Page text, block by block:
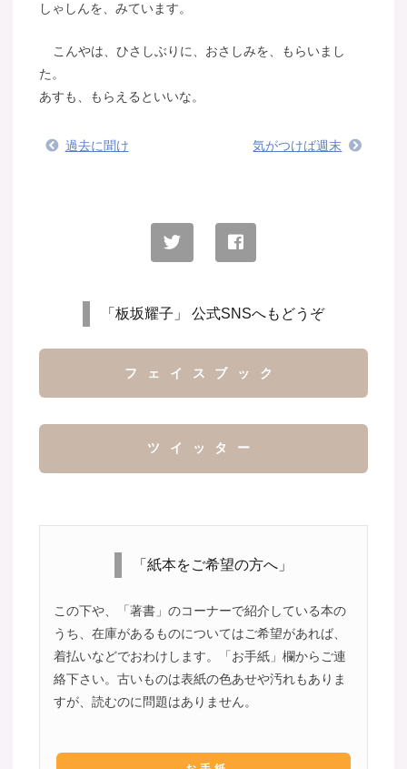
しゃしんを、みています。
こんやは、ひさしぶりに、おさしみを、もらいまし
た。
あすも、もらえるといいな。
過去に聞け 気がつけば週末
「板坂耀子」 公式SNSへもどうぞ
フェイスブック
ツイッター
「紙本をご希望の方へ」
この下や、「著書」のコーナーで紹介している本の
うち、在庫があるものについてはご希望があれば、
着払いなどでおわけします。「お手紙」欄からご連
絡下さい。古いものは表紙の色あせや汚れもありま
すが、読むのに問題はありません。